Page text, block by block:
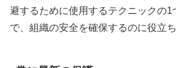
避するために使用するテクニックの1
で、組織の安全を確保するのに役立ち